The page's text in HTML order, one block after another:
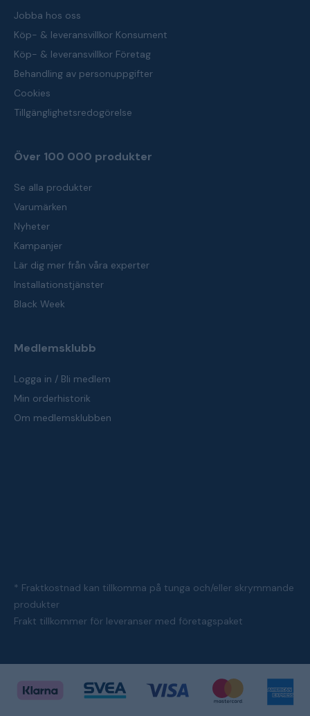
Jobba hos oss
Köp- & leveransvillkor Konsument
Köp- & leveransvillkor Företag
Behandling av personuppgifter
Cookies
Tillgänglighetsredogörelse
Över 100 000 produkter
Se alla produkter
Varumärken
Nyheter
Kampanjer
Lär dig mer från våra experter
Installationstjänster
Black Week
Medlemsklubb
Logga in / Bli medlem
Min orderhistorik
Om medlemsklubben
* Fraktkostnad kan tillkomma på tunga och/eller skrymmande
produkter
Frakt tillkommer för leveranser med företagspaket